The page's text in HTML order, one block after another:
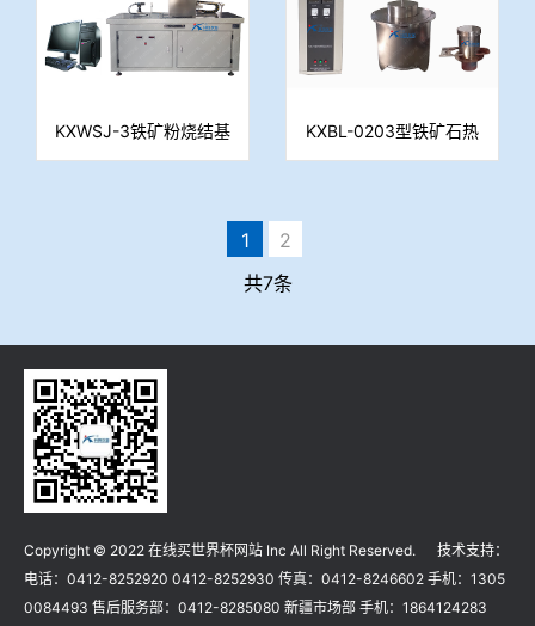
KXWSJ-3铁矿粉烧结基
础性能测定系统
KXBL-0203型铁矿石热
烈指数测定系统
1
2
共7条
Copyright © 2022 在线买世界杯网站 Inc All Right Reserved. 技术支持：
电话：0412-8252920 0412-8252930 传真：0412-8246602 手机：1305
0084493 售后服务部：0412-8285080 新疆市场部 手机：1864124283